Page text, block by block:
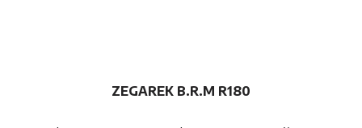
ZEGAREK B.R.M R180